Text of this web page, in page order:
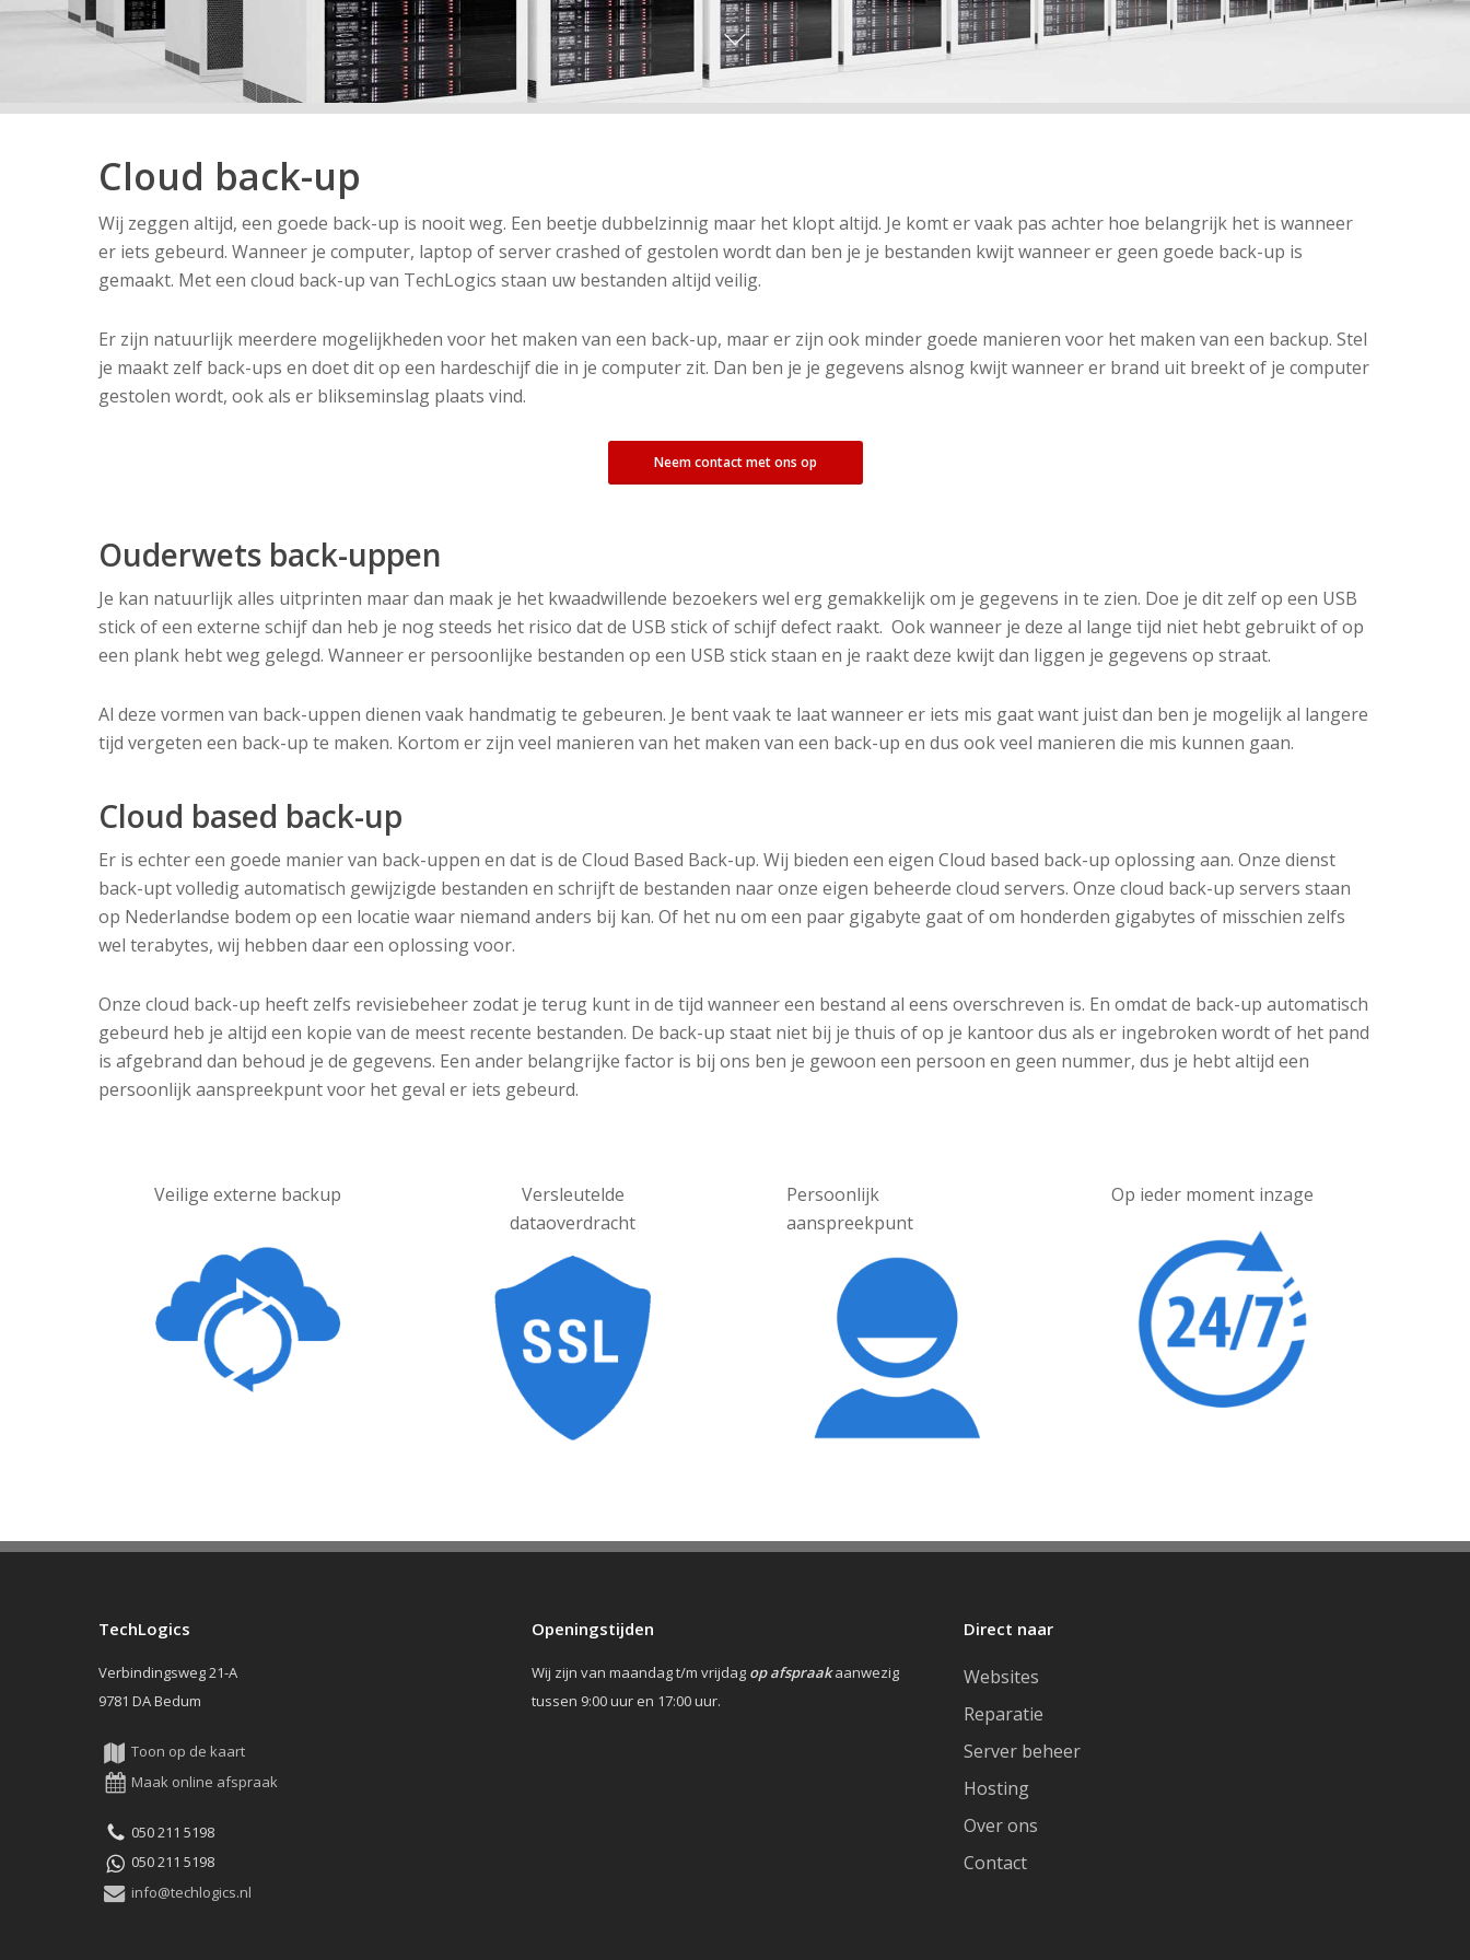
Cloud back-up
Wij zeggen altijd, een goede back-up is nooit weg. Een beetje dubbelzinnig maar het klopt altijd. Je komt er vaak pas achter hoe belangrijk het is wanneer
er iets gebeurd. Wanneer je computer, laptop of server crashed of gestolen wordt dan ben je je bestanden kwijt wanneer er geen goede back-up is
gemaakt. Met een cloud back-up van TechLogics staan uw bestanden altijd veilig.
Er zijn natuurlijk meerdere mogelijkheden voor het maken van een back-up, maar er zijn ook minder goede manieren voor het maken van een backup. Stel
je maakt zelf back-ups en doet dit op een hardeschijf die in je computer zit. Dan ben je je gegevens alsnog kwijt wanneer er brand uit breekt of je computer
gestolen wordt, ook als er blikseminslag plaats vind.
Neem contact met ons op
Ouderwets back-uppen
Je kan natuurlijk alles uitprinten maar dan maak je het kwaadwillende bezoekers wel erg gemakkelijk om je gegevens in te zien. Doe je dit zelf op een USB
stick of een externe schijf dan heb je nog steeds het risico dat de USB stick of schijf defect raakt. Ook wanneer je deze al lange tijd niet hebt gebruikt of op
een plank hebt weg gelegd. Wanneer er persoonlijke bestanden op een USB stick staan en je raakt deze kwijt dan liggen je gegevens op straat.
Al deze vormen van back-uppen dienen vaak handmatig te gebeuren. Je bent vaak te laat wanneer er iets mis gaat want juist dan ben je mogelijk al langere
tijd vergeten een back-up te maken. Kortom er zijn veel manieren van het maken van een back-up en dus ook veel manieren die mis kunnen gaan.
Cloud based back-up
Er is echter een goede manier van back-uppen en dat is de Cloud Based Back-up. Wij bieden een eigen Cloud based back-up oplossing aan. Onze dienst
back-upt volledig automatisch gewijzigde bestanden en schrijft de bestanden naar onze eigen beheerde cloud servers. Onze cloud back-up servers staan
op Nederlandse bodem op een locatie waar niemand anders bij kan. Of het nu om een paar gigabyte gaat of om honderden gigabytes of misschien zelfs
wel terabytes, wij hebben daar een oplossing voor.
Onze cloud back-up heeft zelfs revisiebeheer zodat je terug kunt in de tijd wanneer een bestand al eens overschreven is. En omdat de back-up automatisch
gebeurd heb je altijd een kopie van de meest recente bestanden. De back-up staat niet bij je thuis of op je kantoor dus als er ingebroken wordt of het pand
is afgebrand dan behoud je de gegevens. Een ander belangrijke factor is bij ons ben je gewoon een persoon en geen nummer, dus je hebt altijd een
persoonlijk aanspreekpunt voor het geval er iets gebeurd.
Veilige externe backup
Versleutelde
dataoverdracht
Persoonlijk
aanspreekpunt
Op ieder moment inzage
TechLogics
Verbindingsweg 21-A
9781 DA Bedum
Toon op de kaart
Maak online afspraak
050 211 5198
050 211 5198
info@techlogics.nl
Openingstijden
Wij zijn van maandag t/m vrijdag op afspraakaanwezig
tussen 9:00 uur en 17:00 uur.
Direct naar
Websites
Reparatie
Server beheer
Hosting
Over ons
Contact